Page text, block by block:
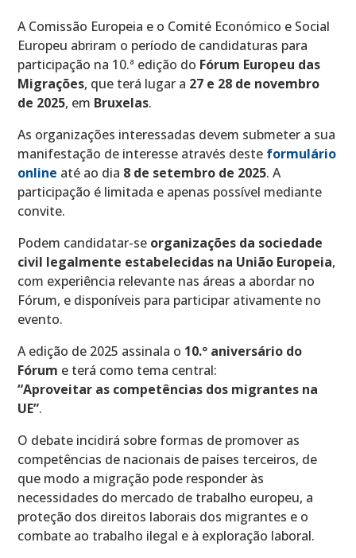
A Comissão Europeia e o Comité Económico e Social
Europeu abriram o período de candidaturas para
participação na 10.ª edição do Fórum Europeu das
Migrações, que terá lugar a 27 e 28 de novembro
de 2025, em Bruxelas.
As organizações interessadas devem submeter a sua
manifestação de interesse através deste formulário
online até ao dia 8 de setembro de 2025. A
participação é limitada e apenas possível mediante
convite.
Podem candidatar-se organizações da sociedade
civil legalmente estabelecidas na União Europeia,
com experiência relevante nas áreas a abordar no
Fórum, e disponíveis para participar ativamente no
evento.
A edição de 2025 assinala o 10.º aniversário do
Fórum e terá como tema central:
“Aproveitar as competências dos migrantes na
UE”.
O debate incidirá sobre formas de promover as
competências de nacionais de países terceiros, de
que modo a migração pode responder às
necessidades do mercado de trabalho europeu, a
proteção dos direitos laborais dos migrantes e o
combate ao trabalho ilegal e à exploração laboral.